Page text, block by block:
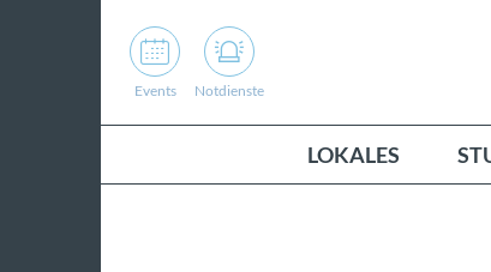
Events Notdienste
LOKALES